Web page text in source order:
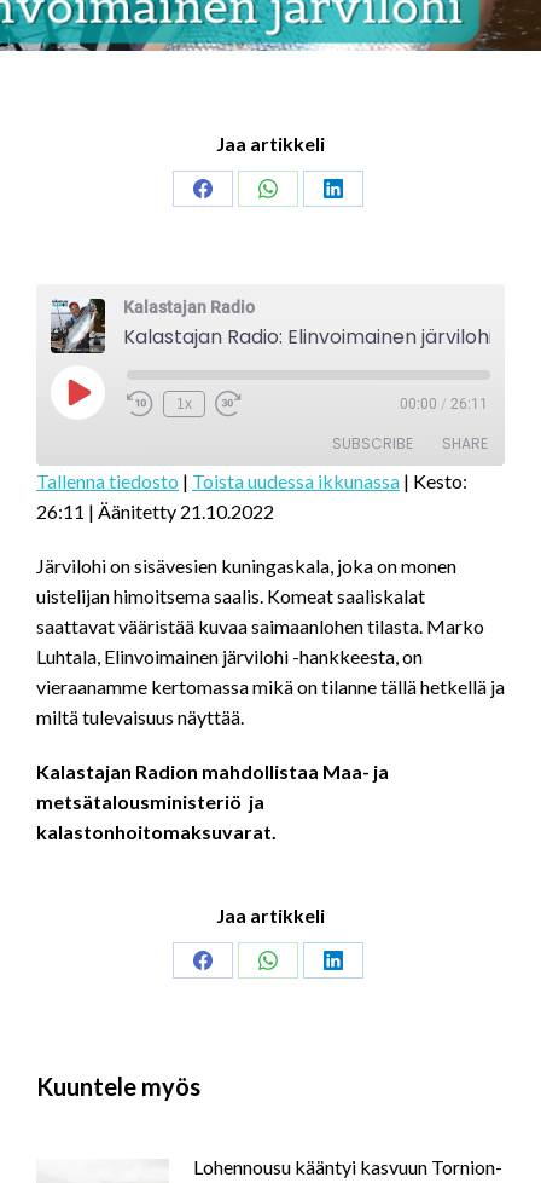
Jaa artikkeli
Share
Share
Share
Kalastajan Radio
Kalastajan Radio: Elinvoimainen järvilohi
Play
Episode
1x 00:00 / 26:11
SUBSCRIBE SHARE
SHARE
LINK
EMBED
Tallenna tiedosto | Toista uudessa ikkunassa | Kesto:
26:11 | Äänitetty 21.10.2022
Järvilohi on sisävesien kuningaskala, joka on monen
uistelijan himoitsema saalis. Komeat saaliskalat
saattavat vääristää kuvaa saimaanlohen tilasta. Marko
Luhtala, Elinvoimainen järvilohi -hankkeesta, on
vieraanamme kertomassa mikä on tilanne tällä hetkellä ja
miltä tulevaisuus näyttää.
Kalastajan Radion mahdollistaa Maa- ja
metsätalousministeriö ja
kalastonhoitomaksuvarat.
Jaa artikkeli
Share
Share
Share
Kuuntele myös
Lohennousu kääntyi kasvuun Tornion-